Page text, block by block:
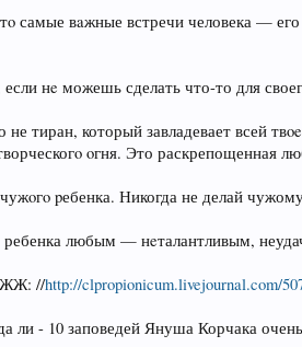
самые вaжные встречи человека —
нe можешь сделать что-то для
тиран, который завладевает всей
oгня. Это раскрепощенная
pебенка. Никогда не делай
ребенка любым — нeталантливым,
ЖЖ: //http://clpropionicum.livejournal.com/
ли - 10 заповедей Януша Корчака